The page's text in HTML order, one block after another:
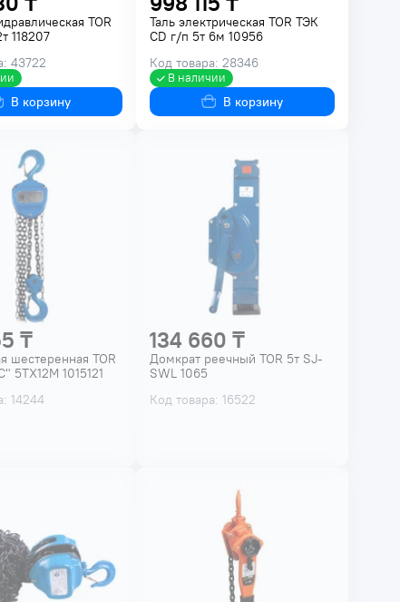
TOR
118207
43722
В корзину
Таль электрическая TOR ТЭК
CD г/п 5т 6м 10956
Код товара: 28346
В наличии
В корзину
₸
шестеренная TOR
5ТХ12М 1015121
14244
134 660 ₸
Домкрат реечный TOR 5т SJ-
SWL 1065
Код товара: 16522